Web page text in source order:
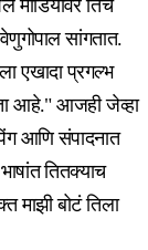
मीडियावर तिचं
सांगतात.
एखादा प्रगल्भ
आहे." आजही जेव्हा
आणि संपादनात
तितक्याच
माझी बोटं तिला